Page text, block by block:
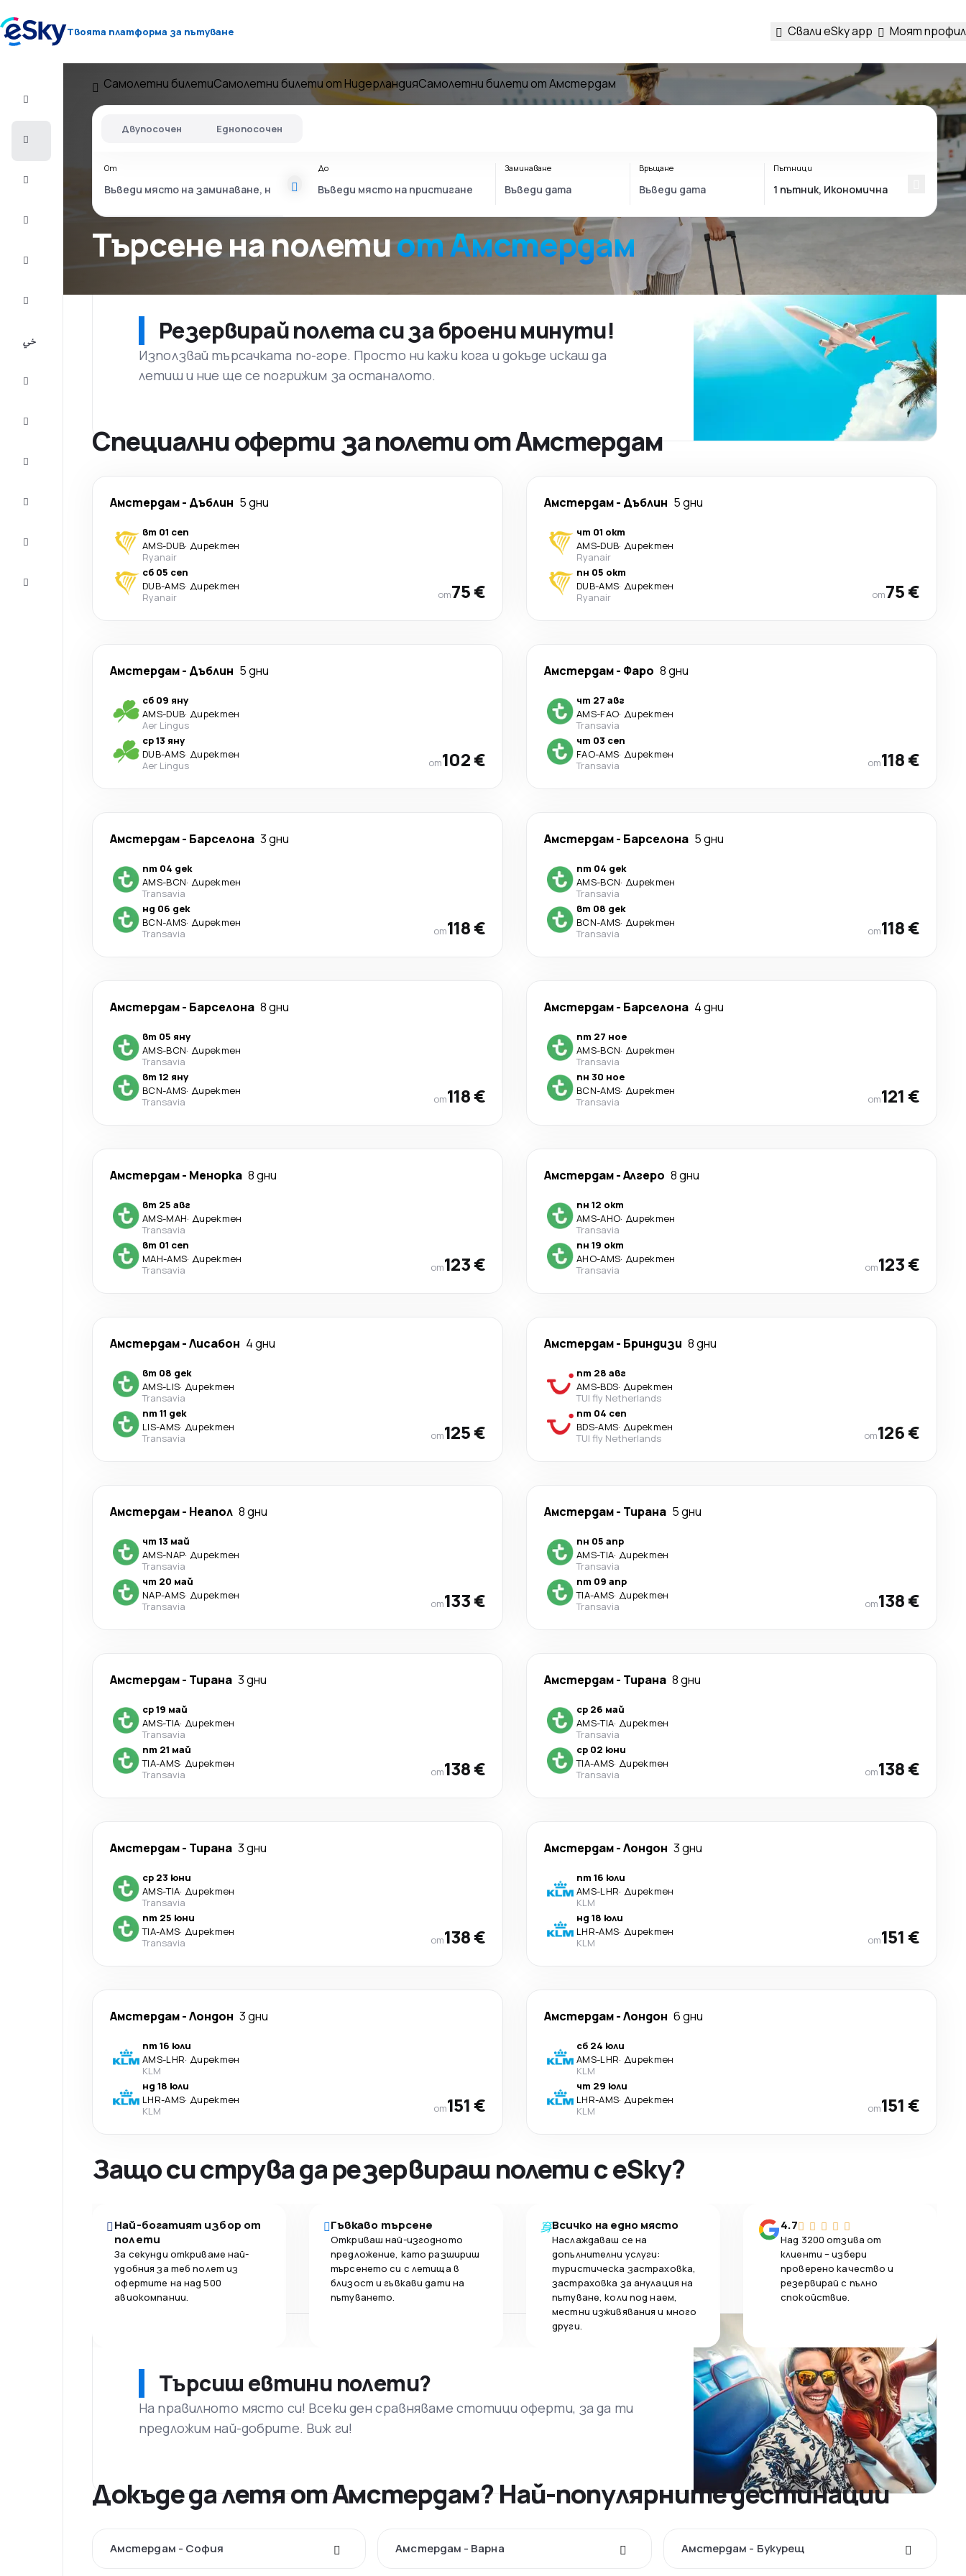
Твоята платформа за пътуване Свали eSky app Моят профил
Самолетни билетиСамолетни билети от НидерландияСамолетни билети от Амстердам
Търсене на полетиот Амстердам
Двупосочен Еднопосочен
От До Заминаване Връщане Пътници
Резервирай полета си за броени минути!
Използвай търсачката по-горе. Просто ни кажи кога и докъде искаш да
летиш и ние ще се погрижим за останалото.
Специални оферти за полети от Амстердам
Амстердам- Дъблин 5 дни
вт 01 сеп
AMS-DUB· Директен
Ryanair
сб 05 сеп
DUB-AMS· Директен
Ryanair
от75 €
Амстердам- Дъблин 5 дни
чт 01 окт
AMS-DUB· Директен
Ryanair
пн 05 окт
DUB-AMS· Директен
Ryanair
от75 €
Амстердам- Дъблин 5 дни
сб 09 яну
AMS-DUB· Директен
Aer Lingus
ср 13 яну
DUB-AMS· Директен
Aer Lingus
от102 €
Амстердам- Фаро 8 дни
чт 27 авг
AMS-FAO· Директен
Transavia
чт 03 сеп
FAO-AMS· Директен
Transavia
от118 €
Амстердам- Барселона 3 дни
пт 04 дек
AMS-BCN· Директен
Transavia
нд 06 дек
BCN-AMS· Директен
Transavia
от118 €
Амстердам- Барселона 5 дни
пт 04 дек
AMS-BCN· Директен
Transavia
вт 08 дек
BCN-AMS· Директен
Transavia
от118 €
Амстердам- Барселона 8 дни
вт 05 яну
AMS-BCN· Директен
Transavia
вт 12 яну
BCN-AMS· Директен
Transavia
от118 €
Амстердам- Барселона 4 дни
пт 27 ное
AMS-BCN· Директен
Transavia
пн 30 ное
BCN-AMS· Директен
Transavia
от121 €
Амстердам- Менорка 8 дни
вт 25 авг
AMS-MAH· Директен
Transavia
вт 01 сеп
MAH-AMS· Директен
Transavia
от123 €
Амстердам-Алгеро 8 дни
пн 12 окт
AMS-AHO· Директен
Transavia
пн 19 окт
AHO-AMS· Директен
Transavia
от123 €
Амстердам-Лисабон 4 дни
вт 08 дек
AMS-LIS· Директен
Transavia
пт 11 дек
LIS-AMS· Директен
Transavia
от125 €
Амстердам- Бриндизи 8 дни
пт 28 авг
AMS-BDS· Директен
TUI fly Netherlands
пт 04 сеп
BDS-AMS· Директен
TUI fly Netherlands
от126 €
Амстердам- Неапол 8 дни
чт 13 май
AMS-NAP· Директен
Transavia
чт 20 май
NAP-AMS· Директен
Transavia
от133 €
Амстердам- Тирана 5 дни
пн 05 апр
AMS-TIA· Директен
Transavia
пт 09 апр
TIA-AMS· Директен
Transavia
от138 €
Амстердам- Тирана 3 дни
ср 19 май
AMS-TIA· Директен
Transavia
пт 21 май
TIA-AMS· Директен
Transavia
от138 €
Амстердам- Тирана 8 дни
ср 26 май
AMS-TIA· Директен
Transavia
ср 02 юни
TIA-AMS· Директен
Transavia
от138 €
Амстердам- Тирана 3 дни
ср 23 юни
AMS-TIA· Директен
Transavia
пт 25 юни
TIA-AMS· Директен
Transavia
от138 €
Амстердам-Лондон 3 дни
пт 16 юли
AMS-LHR· Директен
KLM
нд 18 юли
LHR-AMS· Директен
KLM
от151 €
Амстердам-Лондон 3 дни
пт 16 юли
AMS-LHR· Директен
KLM
нд 18 юли
LHR-AMS· Директен
KLM
от151 €
Амстердам-Лондон 6 дни
сб 24 юли
AMS-LHR· Директен
KLM
чт 29 юли
LHR-AMS· Директен
KLM
от151 €
Защо си струва да резервираш полети с eSky?
Най-богатият избор от
полети
За секунди откриваме най-
удобния за теб полет из
офертите на над 500
авиокомпании.
Гъвкаво търсене
Откриваш най-изгодното
предложение, като разшириш
търсенето си с летища в
близост и гъвкави дати на
пътуването.
Всичко на едно място
Наслаждаваш се на
допълнителни услуги:
туристическа застраховка,
застраховка за анулация на
пътуване, коли под наем,
местни изживявания и много
други.
4.7
Над 3200 отзива от
клиенти – избери
проверено качество и
резервирай с пълно
спокойствие.
Търсиш евтини полети?
На правилното място си! Всеки ден сравняваме стотици оферти, за да ти
предложим най-добрите. Виж ги!
Докъде да летя от Амстердам? Най-популярните дестинации
Амстердам - София Амстердам - Варна Амстердам - Букурещ